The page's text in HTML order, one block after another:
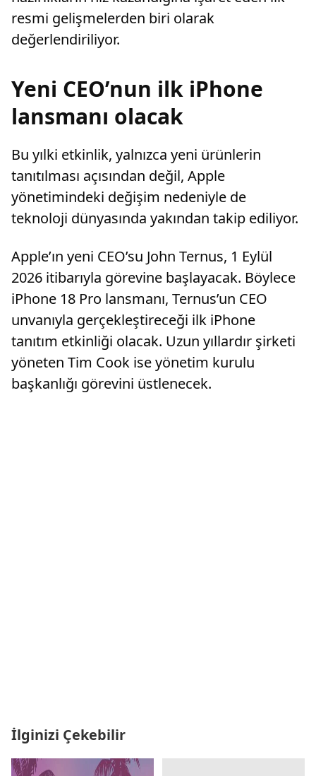
resmi gelişmelerden biri olarak
değerlendiriliyor.
Yeni CEO’nun ilk iPhone
lansmanı olacak
Bu yılki etkinlik, yalnızca yeni ürünlerin
tanıtılması açısından değil, Apple
yönetimindeki değişim nedeniyle de
teknoloji dünyasında yakından takip ediliyor.
Apple’ın yeni CEO’su John Ternus, 1 Eylül
2026 itibarıyla görevine başlayacak. Böylece
iPhone 18 Pro lansmanı, Ternus’un CEO
unvanıyla gerçekleştireceği ilk iPhone
tanıtım etkinliği olacak. Uzun yıllardır şirketi
yöneten Tim Cook ise yönetim kurulu
başkanlığı görevini üstlenecek.
İlginizi Çekebilir